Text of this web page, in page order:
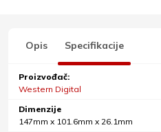
Opis Specifikacije
Proizvođač:
Western Digital
Dimenzije
147mm x 101.6mm x 26.1mm